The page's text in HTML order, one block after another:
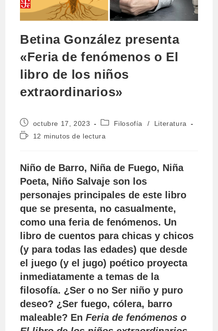
Betina González presenta
«Feria de fenómenos o El
libro de los niños
extraordinarios»
Publicación
de
la
octubre 17, 2023
Categoría
la
Filosofía /
Literatura
Tiempo12 minutos de lectura
Niño de Barro, Niña de Fuego, Niña
Poeta, Niño Salvaje son los
personajes principales de este libro
que se presenta, no casualmente,
como una feria de fenómenos. Un
libro de cuentos para chicas y chicos
(y para todas las edades) que desde
el juego (y el jugo) poético proyecta
inmediatamente a temas de la
filosofía. ¿Ser o no Ser niño y puro
deseo? ¿Ser fuego, cólera, barro
maleable? EnFeria de fenómenos o